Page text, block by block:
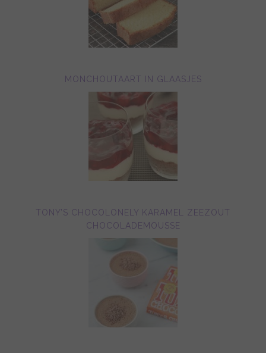
MONCHOUTAART IN GLAASJES
TONY’S CHOCOLONELY KARAMEL ZEEZOUT
CHOCOLADEMOUSSE